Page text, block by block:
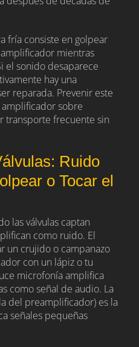
fría consiste en golpear
mientras
el sonido desaparece
hay una
reparada. Prevenir este
sobre
transporte frecuente sin
Ruido
o Tocar el
las válvulas captan
como ruido. El
un crujido o campanazo
con un lápiz o tu
microfonía amplifica
como señal de audio. La
del preamplificador) es la
señales pequeñas